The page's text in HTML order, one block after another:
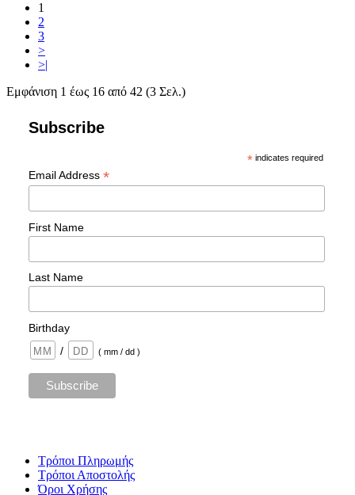
1
2
3
>
>|
Εμφάνιση 1 έως 16 από 42 (3 Σελ.)
Subscribe
* indicates required
Email Address *
First Name
Last Name
Birthday
/
( mm / dd )
Τρόποι Πληρωμής
Τρόποι Αποστολής
Όροι Χρήσης